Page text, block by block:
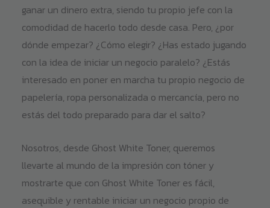
ganar un dinero extra, siendo tu propio jefe con la
comodidad de hacerlo todo desde casa. Pero, ¿por
dónde empezar? ¿Cómo elegir? ¿Has estado jugando
con la idea de iniciar un negocio paralelo? ¿Estás
interesado en poner en marcha tu propio negocio de
papelería, ropa personalizada o mercancía, pero no
estás del todo preparado para dar el salto?
Nosotros, desde Ghost White Toner, queremos
llevarte al mundo de la impresión con tóner y
mostrarte que con Ghost White Toner es fácil,
asequible y rentable iniciar un negocio propio de